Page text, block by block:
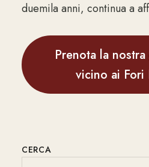
duemila anni, continua a
Prenota la
vicino ai Fori
CERCA